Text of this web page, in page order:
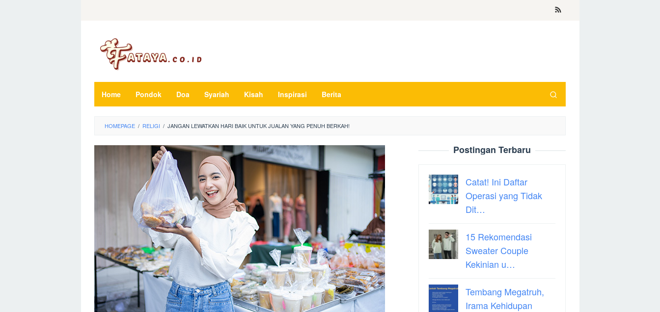
Home Pondok Doa Syariah Kisah Inspirasi Berita
HOMEPAGE / RELIGI / JANGAN LEWATKAN HARI BAIK UNTUK JUALAN YANG PENUH BERKAH!
Postingan Terbaru
Catat! Ini Daftar
Operasi yang Tidak
Dit…
15 Rekomendasi
Sweater Couple
Kekinian u…
Tembang Megatruh,
Irama Kehidupan